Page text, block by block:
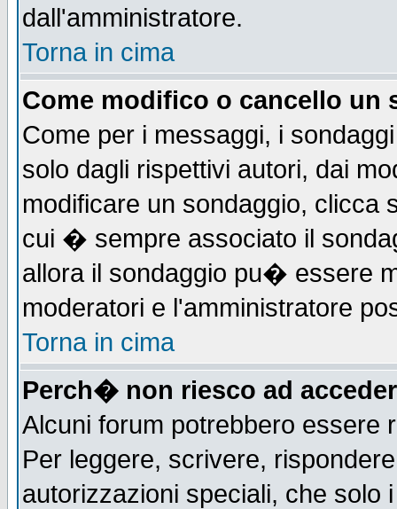
dall'amministratore.
Torna in cima
Come modifico o cancello un
Come per i messaggi, i
solo dagli rispettivi autori, dai
modificare un sondaggio, clicca
cui � sempre associato il
allora il sondaggio pu� essere
moderatori e l'amministratore
Torna in cima
Perch� non riesco ad
Alcuni forum potrebbero essere
Per leggere, scrivere,
autorizzazioni speciali, che solo